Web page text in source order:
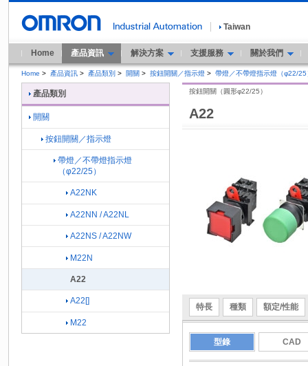
Taiwan
Home 產品資訊 解決方案 支援服務 關於我們
Home > 產品資訊 > 產品類別 > 開關 > 按鈕開關／指示燈 > 帶燈／不帶燈指示燈（φ22/25
A22
按鈕開關（圓形φ22/25）
特長 種類 額定/性能
型錄 CAD
產品類別
開關
按鈕開關／指示燈
帶燈／不帶燈指示燈
（φ22/25）
A22NK
A22NN / A22NL
A22NS / A22NW
M22N
A22
A22[]
M22